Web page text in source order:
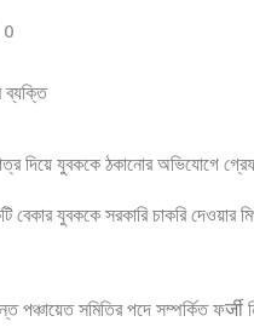
0
বেকার যুবককে সরকারি চাকরি দেওয়ার
পঞ্চায়েত সমিতির পদে সম্পর্কিত